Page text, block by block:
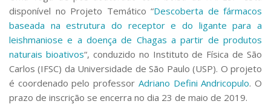
Serviços
Bibliotecas
Apoio ao Estudante
Segurança, Trânsito e Prevenção
RH, Administrativo e Financeiro
Outros serviços
Comunicação
disponível no Projeto Temático “Descoberta de fármacos
baseada na estrutura do receptor e do ligante para a
leishmaniose e a doença de Chagas a partir de produtos
naturais bioativos“, conduzido no Instituto de Física de São
Carlos (IFSC) da Universidade de São Paulo (USP). O projeto
é coordenado pelo professor Adriano Defini Andricopulo. O
prazo de inscrição se encerra no dia 23 de maio de 2019.